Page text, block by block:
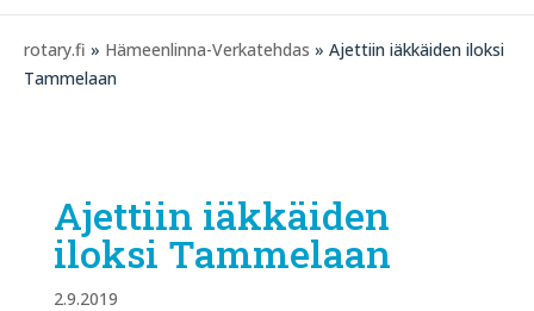
rotary.fi » Hämeenlinna-Verkatehdas » Ajettiin iäkkäiden iloksi
Tammelaan
Ajettiin iäkkäiden
iloksi Tammelaan
2.9.2019